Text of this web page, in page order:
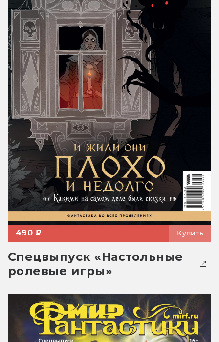
490 ₽ Купить
Спецвыпуск «Настольные
ролевые игры»